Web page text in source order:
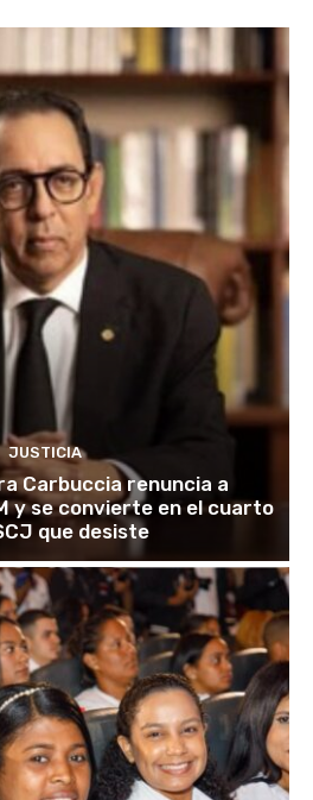
JUSTICIA
Carbuccia renuncia a
y se convierte en el cuarto
que desiste